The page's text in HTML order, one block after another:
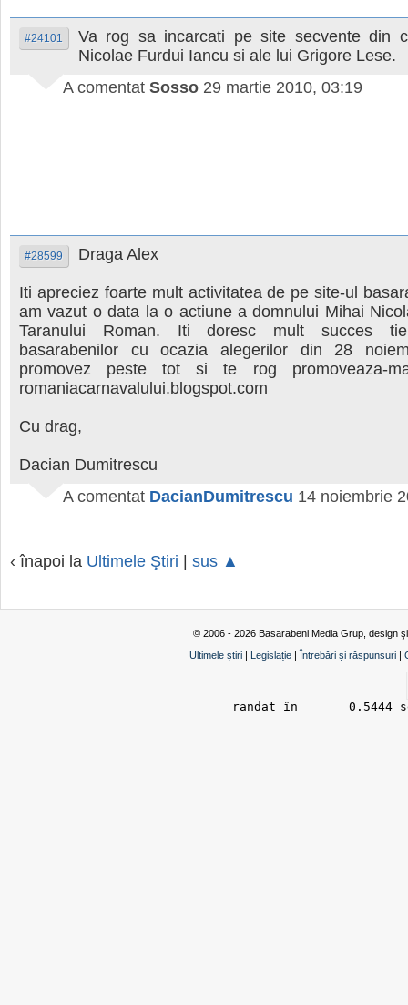
#24101
Va rog sa incarcati pe site secvente din
Nicolae Furdui Iancu si ale lui Grigore Lese.
A comentat Sosso 29 martie 2010, 03:19
#28599 Draga Alex
Iti apreciez foarte mult activitatea de pe site-ul
am vazut o data la o actiune a domnului Mihai
Taranului Roman. Iti doresc mult succes
basarabenilor cu ocazia alegerilor din 28
promovez peste tot si te rog promoveaza-
romaniacarnavalului.blogspot.com
Cu drag,
Dacian Dumitrescu
A comentat DacianDumitrescu 14 noiembrie
‹ înapoi la Ultimele Ştiri | sus ▲
© 2006 - 2026 Basarabeni Media Grup, design
Ultimele știri | Legislație | Întrebări și răspunsuri |
randat în